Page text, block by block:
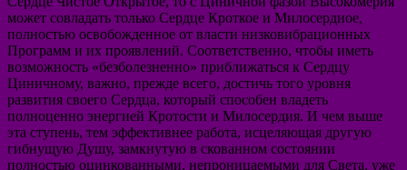
может совладать только Сердце Кроткое и Милосердное,
полностью освобожденное от власти низковибрационных
Программ и их проявлений. Соответственно, чтобы иметь
возможность «безболезненно» приближаться к Сердцу
Циничному, важно, прежде всего, достичь того уровня
развития своего Сердца, который способен владеть
полноценно энергией Кротости и Милосердия. И чем выше
эта ступень, тем эффективнее работа, исцеляющая другую
гибнущую Душу, замкнутую в скованном состоянии
полностью оцинкованными, непроницаемыми для Света, уже